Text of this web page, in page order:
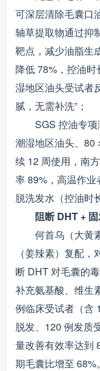
可深层清除毛囊口
轴草提取物通过抑
靶点，减少油脂生
降低 78%，控油
湿地区油头受试者
腻，无需补洗”；
SGS 控油专
潮湿地区油头、80
续 12 周使用，南
率 89%，高温作
脱洗发水（控油时
阻断 DHT +
何首乌（大黄
（姜辣素）复配
断 DHT 对毛囊的
补充氨基酸、维生
例临床受试者（含
脱发、120 例发质
量改善有效率达到
期毛囊比增至 68%。